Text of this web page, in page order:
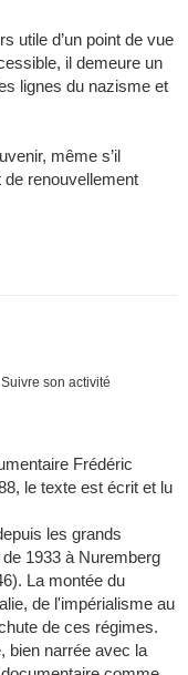
utile d’un point de vue
il demeure un
lignes du nazisme et
même s’il
de renouvellement
Suivre son activité
Frédéric
le texte est écrit et lu
les grands
1933 à Nuremberg
La montée du
de l'impérialisme au
de ces régimes.
bien narrée avec la